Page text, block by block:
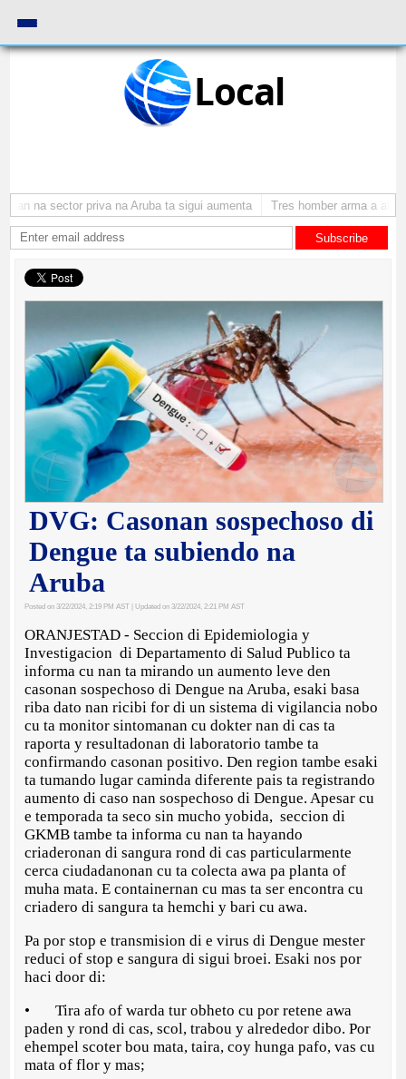
Local
na sector priva na Aruba ta sigui aumenta Tres homber arma a
Subscribe
DVG: Casonan sospechoso di
Dengue ta subiendo na
Aruba
Posted on 3/22/2024, 2:19 PM AST | Updated on 3/22/2024, 2:21 PM AST
ORANJESTAD - Seccion di Epidemiologia y
Investigacion di Departamento di Salud Publico ta
informa cu nan ta mirando un aumento leve den
casonan sospechoso di Dengue na Aruba, esaki basa
riba dato nan ricibi for di un sistema di vigilancia nobo
cu ta monitor sintomanan cu dokter nan di cas ta
raporta y resultadonan di laboratorio tambe ta
confirmando casonan positivo. Den region tambe esaki
ta tumando lugar caminda diferente pais ta registrando
aumento di caso nan sospechoso di Dengue. Apesar cu
e temporada ta seco sin mucho yobida, seccion di
GKMB tambe ta informa cu nan ta hayando
criaderonan di sangura rond di cas particularmente
cerca ciudadanonan cu ta colecta awa pa planta of
muha mata. E containernan cu mas ta ser encontra cu
criadero di sangura ta hemchi y bari cu awa.
Pa por stop e transmision di e virus di Dengue mester
reduci of stop e sangura di sigui broei. Esaki nos por
haci door di:
• Tira afo of warda tur obheto cu por retene awa
paden y rond di cas, scol, trabou y alrededor dibo. Por
ehempel scoter bou mata, taira, coy hunga pafo, vas cu
mata of flor y mas;